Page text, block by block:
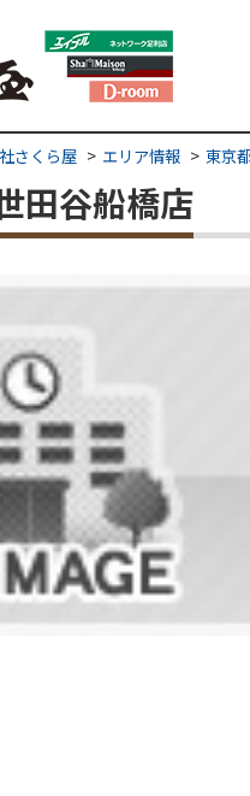
さくら屋 エリア情報 東京
田谷船橋店